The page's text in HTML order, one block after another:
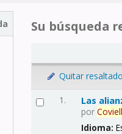
Su búsqueda
Quitar resaltado
1. Las
por
Idioma: